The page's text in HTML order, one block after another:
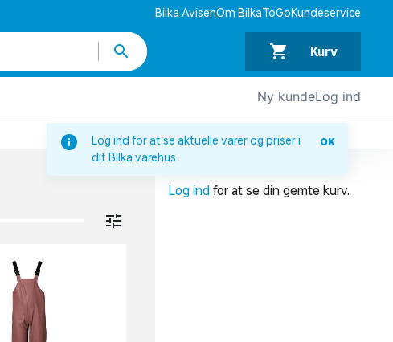
Log ind for at se aktuelle varer og priser i
dit Bilka varehus
OK
Bilka AvisenOm BilkaToGoKundeservice
Kurv
Ny kundeLog ind
Log ind for at se din gemte kurv.